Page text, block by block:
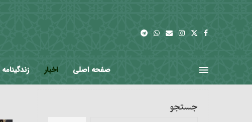
صفحه اصلی اخبار زندگینامه خانه آخرین اخبار
جستجو